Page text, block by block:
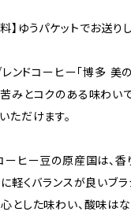
ゆうパケットでお送りし
ンドコーヒー「博多 美
みとコクのある味わい
ただけます。
ーヒー豆の原産国は、
軽くバランスが良いブラ
とした味わい、酸味は